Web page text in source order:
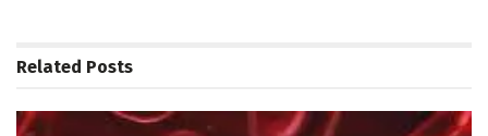
Related Posts